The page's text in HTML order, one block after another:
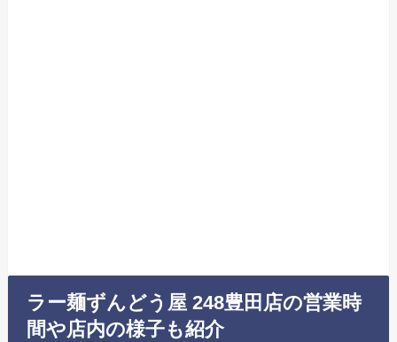
ラー麺ずんどう屋 248豊田店の営業時
間や店内の様子も紹介